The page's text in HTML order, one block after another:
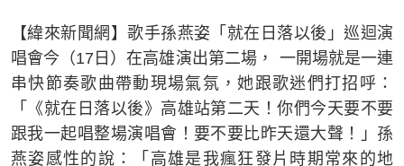
【緯來新聞網】歌手孫燕姿「就在日落以後」巡迴演
唱會今（17日）在高雄演出第二場， 一開場就是一連
串快節奏歌曲帶動現場氣氛，她跟歌迷們打招呼：
「《就在日落以後》高雄站第二天！你們今天要不要
跟我一起唱整場演唱會！要不要比昨天還大聲！」孫
燕姿感性的說：「高雄是我瘋狂發片時期常來的地